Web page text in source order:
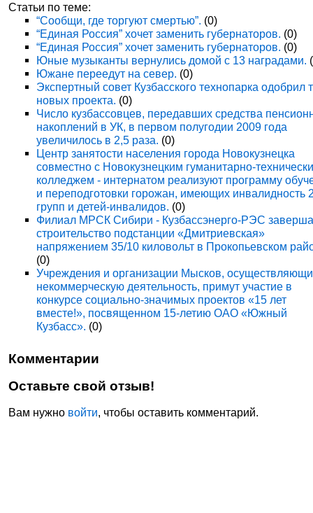
Статьи по теме:
“Сообщи, где торгуют смертью”. (0)
“Единая Россия” хочет заменить губернаторов. (0)
“Единая Россия” хочет заменить губернаторов. (0)
Юные музыканты вернулись домой с 13 наградами.
Южане переедут на север. (0)
Экспертный совет Кузбасского технопарка одобрил
новых проекта. (0)
Число кузбассовцев, передавших средства
накоплений в УК, в первом полугодии 2009 года
увеличилось в 2,5 раза. (0)
Центр занятости населения города Новокузнецка
совместно с Новокузнецким гуманитарно-
колледжем - интернатом реализуют программу
и переподготовки горожан, имеющих инвалидность
групп и детей-инвалидов. (0)
Филиал МРСК Сибири - Кузбассэнерго-РЭС
строительство подстанции «Дмитриевская»
напряжением 35/10 киловольт в Прокопьевском
(0)
Учреждения и организации Мысков,
некоммерческую деятельность, примут участие в
конкурсе социально-значимых проектов «15 лет
вместе!», посвященном 15-летию ОАО «Южный
Кузбасс». (0)
Комментарии
Оставьте свой отзыв!
Вам нужно войти, чтобы оставить комментарий.